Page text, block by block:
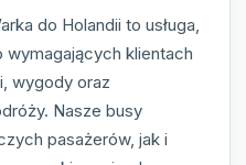
do Holandii to usługa,
klientach
wygody oraz
Nasze busy
pasażerów, jak i